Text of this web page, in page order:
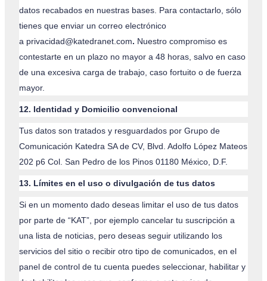
datos recabados en nuestras bases. Para contactarlo, sólo
tienes que enviar un correo electrónico
a privacidad@katedranet.com. Nuestro compromiso es
contestarte en un plazo no mayor a 48 horas, salvo en caso
de una excesiva carga de trabajo, caso fortuito o de fuerza
mayor.
12. Identidad y Domicilio convencional
Tus datos son tratados y resguardados por Grupo de
Comunicación Katedra SA de CV, Blvd. Adolfo López Mateos
202 p6 Col. San Pedro de los Pinos 01180 México, D.F.
13. Límites en el uso o divulgación de tus datos
Si en un momento dado deseas limitar el uso de tus datos
por parte de “KAT”, por ejemplo cancelar tu suscripción a
una lista de noticias, pero deseas seguir utilizando los
servicios del sitio o recibir otro tipo de comunicados, en el
panel de control de tu cuenta puedes seleccionar, habilitar y